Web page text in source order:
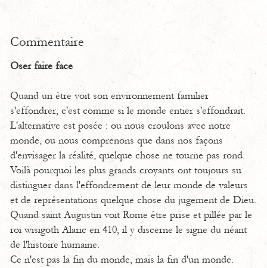
Commentaire
Oser faire face
Quand un être voit son environnement familier
s'effondrer, c'est comme si le monde entier s'effondrait.
L'alternative est posée : ou nous croulons avec notre
monde, ou nous comprenons que dans nos façons
d'envisager la réalité, quelque chose ne tourne pas rond.
Voilà pourquoi les plus grands croyants ont toujours su
distinguer dans l'effondrement de leur monde de valeurs
et de représentations quelque chose du jugement de Dieu.
Quand saint Augustin voit Rome être prise et pillée par le
roi wisigoth Alaric en 410, il y discerne le signe du néant
de l'histoire humaine.
Ce n'est pas la fin du monde, mais la fin d'un monde.